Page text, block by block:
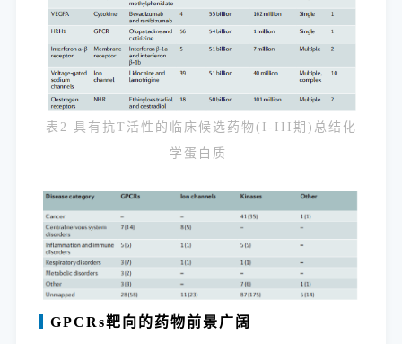
表2 具有抗T活性的临床候选药物(I-III期)总结化
学蛋白质
GPCRs靶向 的药物前景广阔